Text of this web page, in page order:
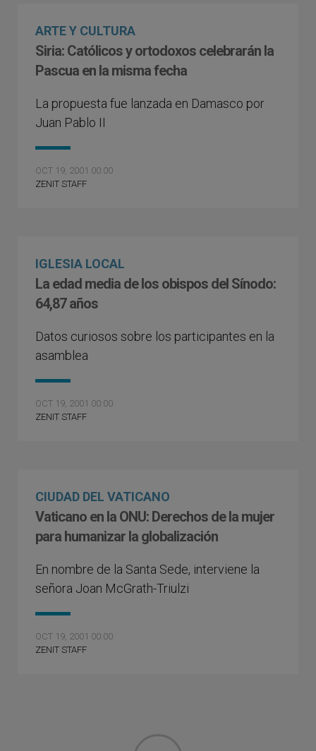
ARTE Y CULTURA
Siria: Católicos y ortodoxos celebrarán la
Pascua en la misma fecha
La propuesta fue lanzada en Damasco por
Juan Pablo II
OCT 19, 2001 00:00
ZENIT STAFF
IGLESIA LOCAL
La edad media de los obispos del Sínodo:
64,87 años
Datos curiosos sobre los participantes en la
asamblea
OCT 19, 2001 00:00
ZENIT STAFF
CIUDAD DEL VATICANO
Vaticano en la ONU: Derechos de la mujer
para humanizar la globalización
En nombre de la Santa Sede, interviene la
señora Joan McGrath-Triulzi
OCT 19, 2001 00:00
ZENIT STAFF